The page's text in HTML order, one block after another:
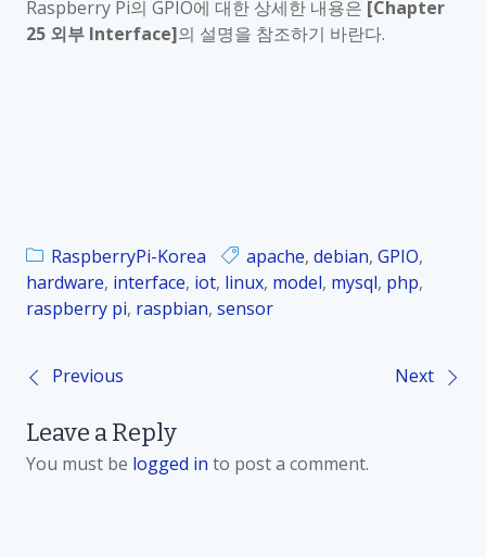
Raspberry Pi의 GPIO에 대한 상세한 내용은 [Chapter
25 외부 Interface]의 설명을 참조하기 바란다.
RaspberryPi-Korea apache, debian, GPIO,
hardware, interface, iot, linux, model, mysql, php,
raspberry pi, raspbian, sensor
P
o
Previous Next
Leave a Reply
You must be logged in to post a comment.